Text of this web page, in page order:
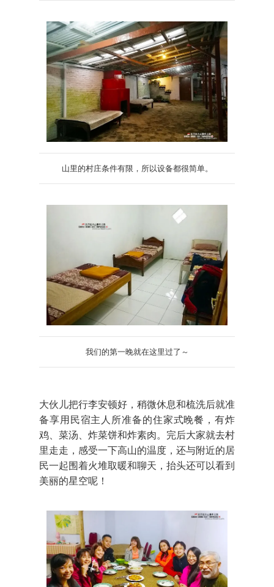
山里的村庄条件有限，所以设备都很简单。
我们的第一晚就在这里过了～
大伙儿把行李安顿好，稍微休息和梳洗后就准
备享用民宿主人所准备的住家式晚餐，有炸
鸡、菜汤、炸菜饼和炸素肉。完后大家就去村
里走走，感受一下高山的温度，还与附近的居
民一起围着火堆取暖和聊天，抬头还可以看到
美丽的星空呢！